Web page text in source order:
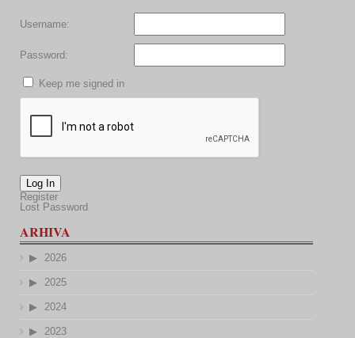
Username:
Password:
Keep me signed in
Log In
Register
Lost Password
ARHIVA
2026
2025
2024
2023